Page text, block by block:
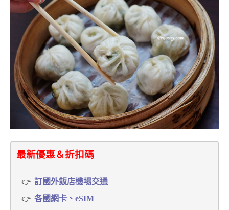
最新優惠＆折扣碼
訂國外飯店機場交通
各國網卡、eSIM